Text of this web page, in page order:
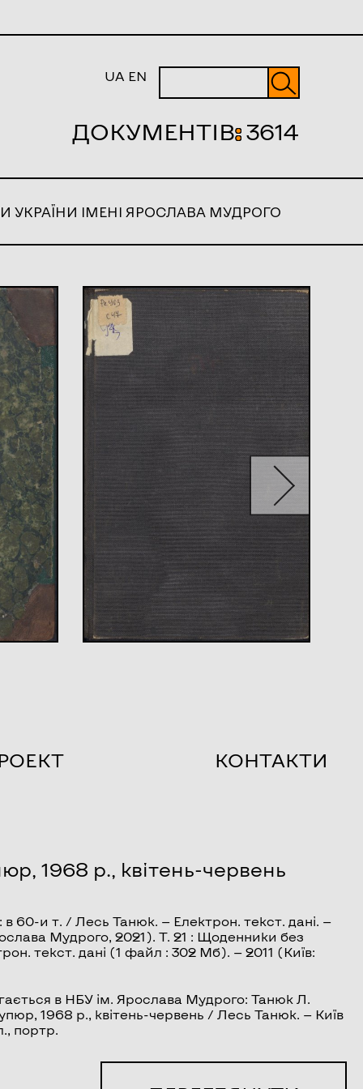
UA EN
ДОКУМЕНТІВ:3614
УКРАЇНИ ІМЕНІ ЯРОСЛАВА МУДРОГО
КОНТАКТИ
1968 р., квітень-червень
в 60-и т. / Лесь Танюк. — Електрон. текст. дані. —
Мудрого, 2021). Т. 21 : Щоденники без
текст. дані (1 файл : 302 Мб). — 2011 (Київ:
в НБУ ім. Ярослава Мудрого: Танюк Л.
1968 р., квітень-червень / Лесь Танюк. — Київ
портр.